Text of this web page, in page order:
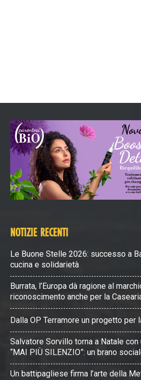
NOTIZIE RECENTI
Le Buone Stelle 2026: successo a
cucina e solidarietà
Burrata, l’Europa dà ragione al
riconoscimento anche per la
Dalla OP Terramore un progetto per
Salvatore Sorvillo torna a Natale
“MAI PIÙ SILENZIO”: un brano
Un battipagliese firma l’arte della